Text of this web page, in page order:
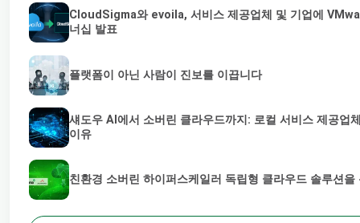
CloudSigma와 evoila, 서비스 제공업체 및 기업에
너십 발표
플랫폼이 아닌 사람이 진보를 이끕니다
섀도우 AI에서 소버린 클라우드까지: 로컬 서비스 제공업
이유
친환경 소버린 하이퍼스케일러 독립형 클라우드 솔루션